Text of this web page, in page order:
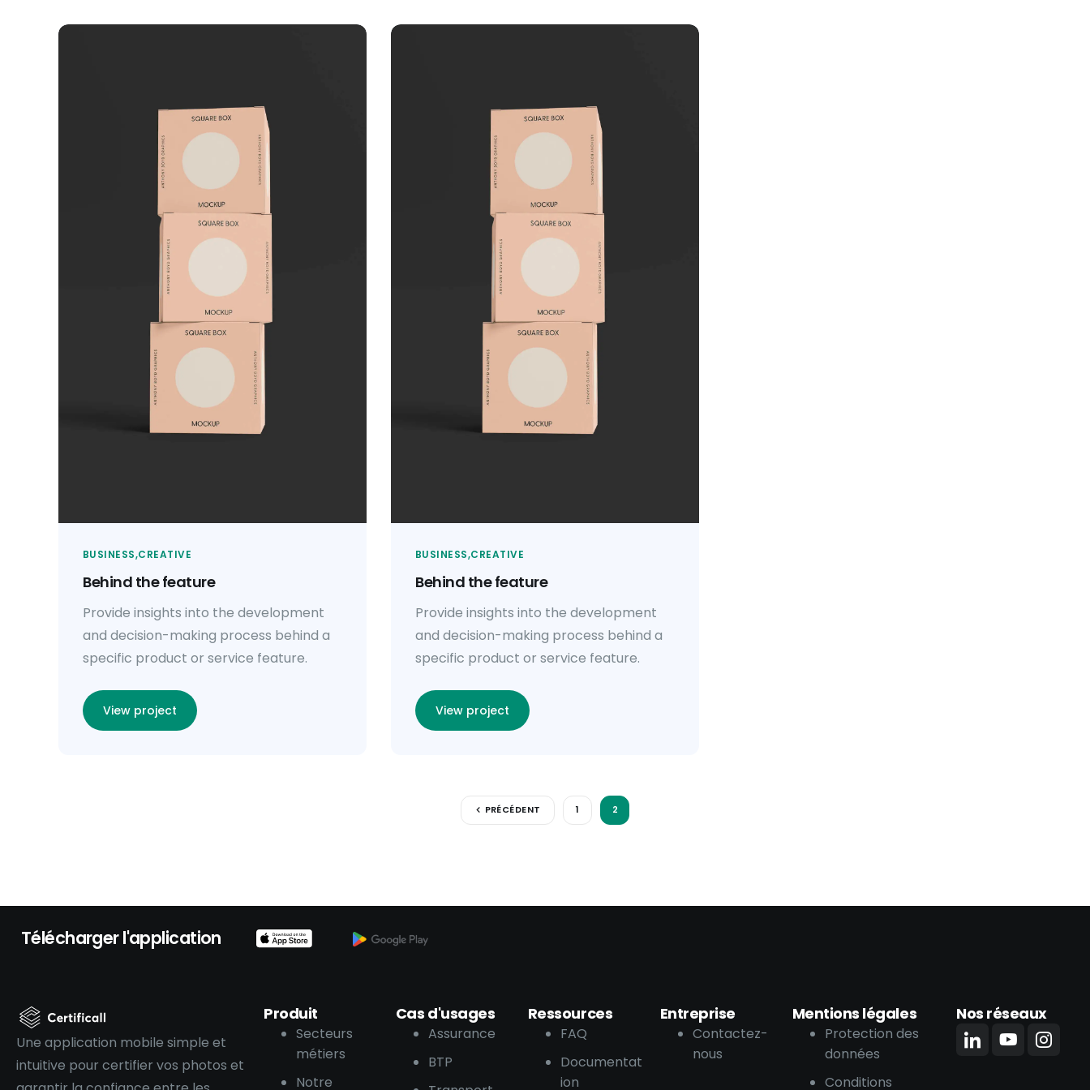
BUSINESS CREATIVE
Behind the feature
Provide insights into the development
and decision-making process behind a
specific product or service feature.
View project
BUSINESS CREATIVE
Behind the feature
Provide insights into the development
and decision-making process behind a
specific product or service feature.
View project
PRÉCÉDENT 1 2
Télécharger l'application
Une application mobile simple et
intuitive pour certifier vos photos et
Produit
Secteurs
métiers
Notre
Cas d'usages
Assurance
BTP
Ressources
FAQ
Documentat
ion
Entreprise
Contactez-
nous
Mentions légales
Protection des
données
Conditions
Nos réseaux